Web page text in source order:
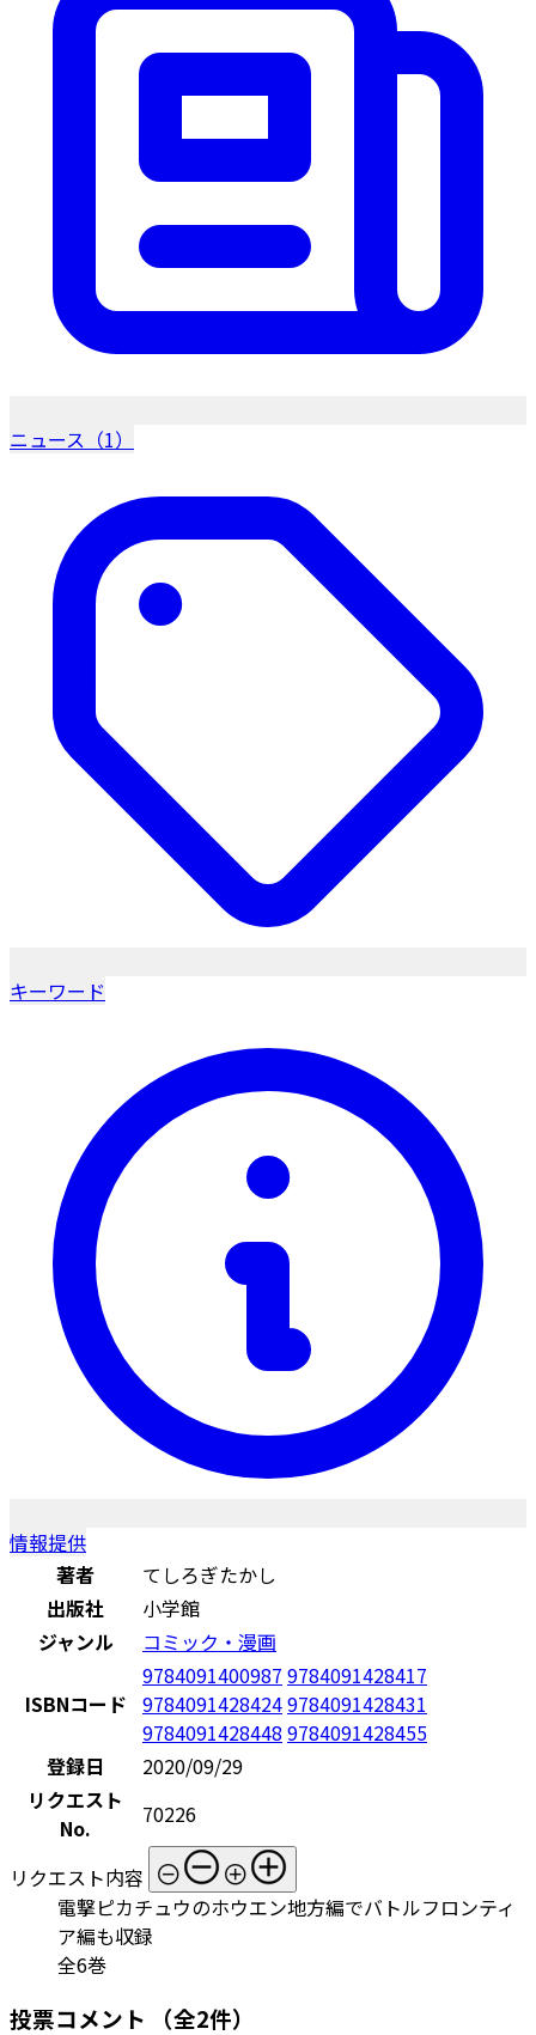
ニュース（1）
キーワード
情報提供
著者
てしろぎたかし
出版社
小学館
ジャンル
コミック・漫画
ISBNコード
9784091400987 9784091428417
97840914284249784091428431
9784091428448 9784091428455
登録日
2020/09/29
リクエスト
No.
70226
リクエスト内容
電撃ピカチュウのホウエン地方編でバトルフロンティ
ア編も収録
全6巻
投票コメント （全2件）